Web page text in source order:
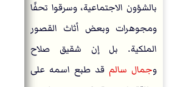
بالشؤون الاجتماعية، وسرقوا تحفًا
ومجوهرات وبعض أثاث القصور
الملكية. بل إن شقيق صلاح
وجمال سالم قد طبع اسمه على